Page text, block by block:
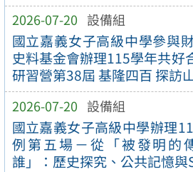
2026-07-20 設備組
國立嘉義女子高級中學參與
史料基金會辦理115學年共好
研習營第38屆 基隆四百 探訪
2026-07-20 設備組
國立嘉義女子高級中學辦理
例第五場－從「被發明的
誰」：歷史探究、公共記憶與